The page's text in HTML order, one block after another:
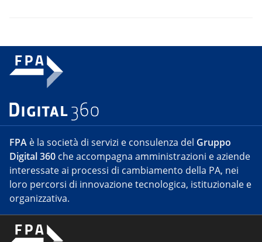
FPA è la società di servizi e consulenza del Gruppo
Digital 360 che accompagna amministrazioni e aziende
interessate ai processi di cambiamento della PA, nei
loro percorsi di innovazione tecnologica, istituzionale e
organizzativa.